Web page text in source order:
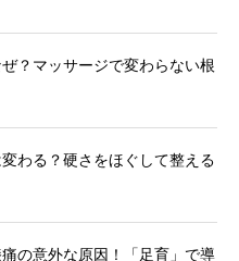
？マッサージで変わらない根
わる？硬さをほぐして整える
の意外な原因！「足育」で導